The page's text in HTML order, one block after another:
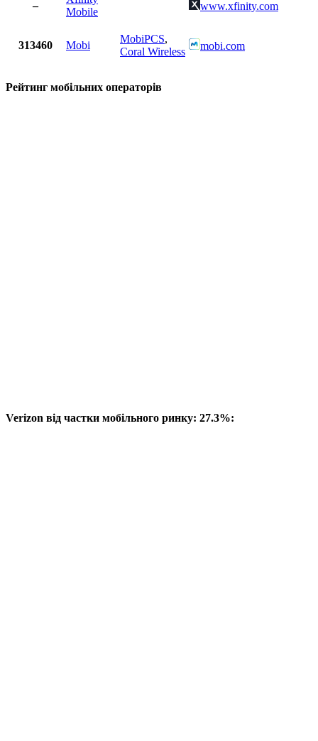
–
Mobile
www.xfinity.com
313460 Mobi
MobiPCS,
Coral Wireless
mobi.com
Рейтинг мобільних операторів
Verizon від частки мобільного ринку: 27.3%: